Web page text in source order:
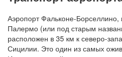
Аэропорт Фальконе-Борселлино,
Палермо (или под старым
расположен в 35 км к северо-
Сицилии. Это один из самых